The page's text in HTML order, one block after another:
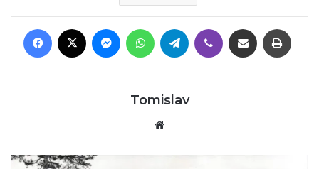
Facebook MessengerWhatsAppTelegram Viber Podijeli putem E-maila
Tomislav